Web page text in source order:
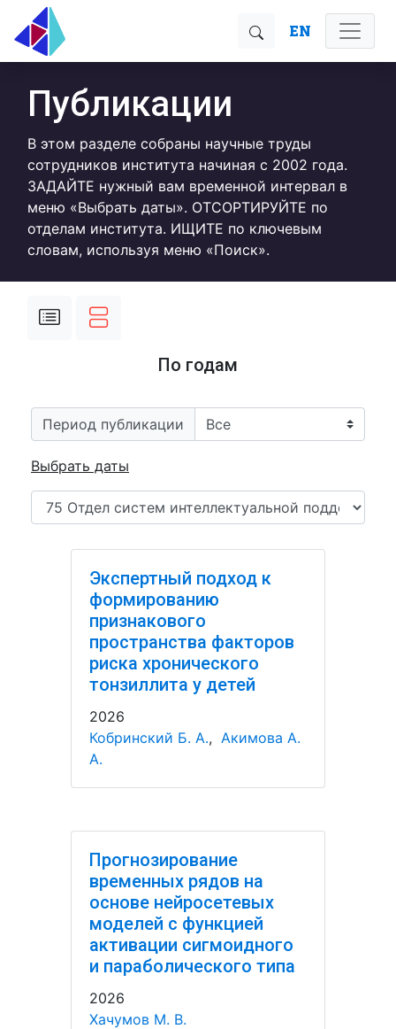
EN
Публикации
В этом разделе собраны научные труды
сотрудников института начиная с 2002 года.
ЗАДАЙТЕ нужный вам временной интервал в
меню «Выбрать даты». ОТСОРТИРУЙТЕ по
отделам института. ИЩИТЕ по ключевым
словам, используя меню «Поиск».
По годам
Период публикации
Выбрать даты
Экспертный подход к
формированию
признакового
пространства факторов
риска хронического
тонзиллита у детей
2026
Кобринский Б. А., Акимова А.
А.
Прогнозирование
временных рядов на
основе нейросетевых
моделей с функцией
активации сигмоидного
и параболического типа
2026
Хачумов М. В.